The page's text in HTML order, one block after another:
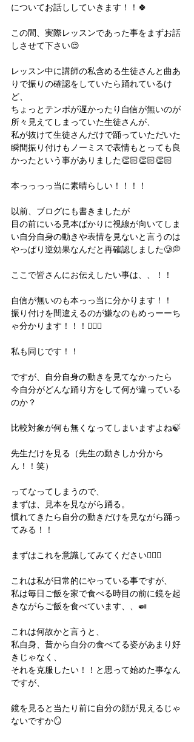
についてお話ししていきます！！🍀
この間、実際レッスンであった事をまずお話
しさせて下さい😌
レッスン中に講師の私含める生徒さんと曲あ
りで振りの確認をしていたら踊れているけ
ど、
ちょっとテンポが遅かったり自信が無いのが
所々見えてしまっていた生徒さんが、
私が抜けて生徒さんだけで踊っていただいた
瞬間振り付けもノーミスで表情もとっても良
かったという事がありました👏🏻👏🏻👏🏻
本っっっっ当に素晴らしい！！！！
以前、ブログにも書きましたが
目の前にいる見本ばかりに視線が向いてしま
い自分自身の動きや表情を見ないと言うのは
やっぱり逆効果なんだと再確認しました🥲💭
ここで皆さんにお伝えしたい事は、、！！
自信が無いのも本っっ当に分かります！！
振り付けを間違えるのが嫌なのもめっーーち
ゃ分かります！！！🙋🏻‍♀️
私も同じです！！
ですが、自分自身の動きを見てなかったら
今自分がどんな踊り方をして何が違っている
のか？
比較対象が何も無くなってしまいますよね🍃
先生だけを見る（先生の動きしか分から
ん！！笑）
ってなってしまうので、
まずは、見本を見ながら踊る。
慣れてきたら自分の動きだけを見ながら踊っ
てみる！！
まずはこれを意識してみてください✊🏻🔥
これは私が日常的にやっている事ですが、
私は毎日ご飯を家で食べる時目の前に鏡を起
きながらご飯を食べています、、🍛
これは何故かと言うと、
私自身、昔から自分の食べてる姿があまり好
きじゃなく、
それを克服したい！！と思って始めた事なん
ですが、
鏡を見ると当たり前に自分の顔が見えるじゃ
ないですか🪞